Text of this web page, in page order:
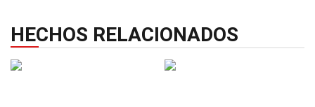
HECHOS RELACIONADOS